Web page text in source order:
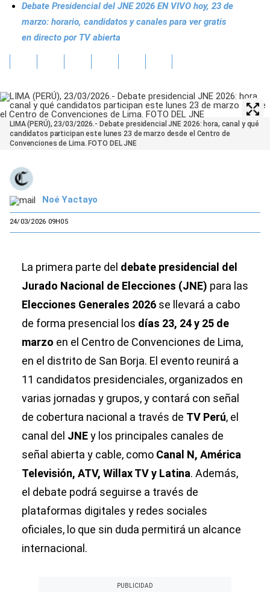
Debate Presidencial del JNE 2026 EN VIVO hoy, 23 de
marzo: horario, candidatos y canales para ver gratis
en directo por TV abierta
LIMA (PERÚ), 23/03/2026.- Debate presidencial JNE 2026: hora, canal y qué
candidatos participan este lunes 23 de marzo desde el Centro de
Convenciones de Lima. FOTO DEL JNE
Noé Yactayo
24/03/2026 09H05
La primera parte del debate presidencial del
Jurado Nacional de Elecciones (JNE) para las
Elecciones Generales 2026 se llevará a cabo
de forma presencial los días 23, 24 y 25 de
marzo en el Centro de Convenciones de Lima,
en el distrito de San Borja. El evento reunirá a
11 candidatos presidenciales, organizados en
varias jornadas y grupos, y contará con señal
de cobertura nacional a través de TV Perú, el
canal del JNEy los principales canales de
señal abierta y cable, como Canal N, América
Televisión, ATV, Willax TV y Latina. Además,
el debate podrá seguirse a través de
plataformas digitales y redes sociales
oficiales, lo que sin duda permitirá un alcance
internacional.